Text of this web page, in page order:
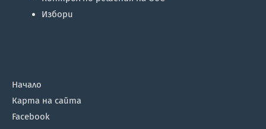
Избори
Начало
Карта на сайта
Facebook